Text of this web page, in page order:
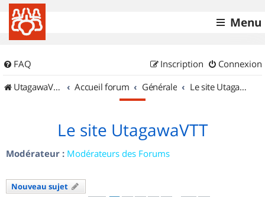
Menu
FAQ Connexion
Inscription
UtagawaVTT (Randos VTT et VTTAE avec traces GPS)
Accueil forum Générale Le site UtagawaVTT
Le site UtagawaVTT
Modérateur : Modérateurs des Forums
Nouveau sujet